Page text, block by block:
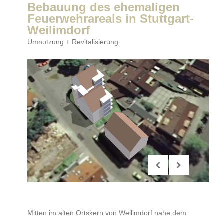
Bebauung des ehemaligen
Feuerwehrareals in Stuttgart-
Weilimdorf
Umnutzung + Revitalisierung
Mitten im alten Ortskern von Weilimdorf nahe dem